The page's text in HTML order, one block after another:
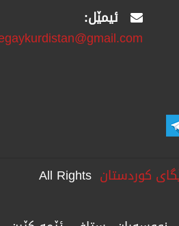
ئیمێل:
كوردستان All Rights